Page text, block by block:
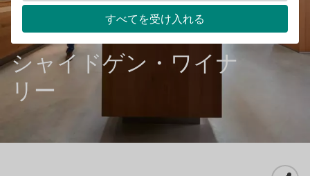
シャイドゲン・ワイナ
リー
すべてを受け入れる